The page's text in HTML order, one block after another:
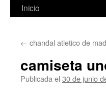
Saltar
contenido
Inicio
← chandal atletico de
camiseta
Publicada el 30 de junio